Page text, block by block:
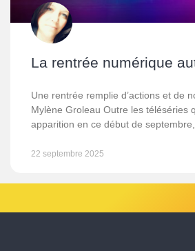
La rentrée numérique
Une rentrée remplie d’actions et de
Mylène Groleau Outre les téléséries
apparition en ce début de
22 septembre 2025